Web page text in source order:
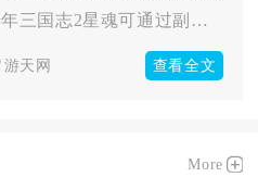
少年三国志2星魂可通过副本挑战、星魂塔、限时活动、商城购买及...
游天网 查看全文
More